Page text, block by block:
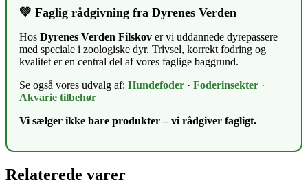
💚 Faglig rådgivning fra Dyrenes Verden
Hos Dyrenes Verden Filskov er vi uddannede dyrepassere
med speciale i zoologiske dyr. Trivsel, korrekt fodring og
kvalitet er en central del af vores faglige baggrund.
Se også vores udvalg af: Hundefoder · Foderinsekter ·
Akvarie tilbehør
Vi sælger ikke bare produkter – vi rådgiver fagligt.
Relaterede varer